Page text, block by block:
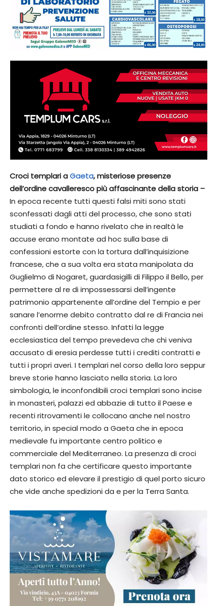
Croci templari aGaeta, misteriose presenze
dell’ordine cavalleresco più affascinante della storia –
In epoca recente tutti questi falsi miti sono stati
sconfessati dagli atti del processo, che sono stati
studiati a fondo e hanno rivelato che in realtà le
accuse erano montate ad hoc sulla base di
confessioni estorte con la tortura dall’inquisizione
francese, che a sua volta era stata manipolata da
Guglielmo di Nogaret, guardasigilli di Filippo il Bello, per
permettere al re di impossessarsi dell’ingente
patrimonio appartenente all’ordine del Tempio e per
sanare l’enorme debito contratto dal re di Francia nei
confronti dell’ordine stesso. Infatti la legge
ecclesiastica del tempo prevedeva che chi veniva
accusato di eresia perdesse tutti i crediti contratti e
tutti i propri averi. I templari nel corso della loro seppur
breve storie hanno lasciato nella storia. La loro
simbologia, le inconfondibili croci templari sono incise
in monasteri, palazzi ed abbazie di tutto il Paese e
recenti ritrovamenti le collocano anche nel nostro
territorio, in special modo a Gaeta che in epoca
medievale fu importante centro politico e
commerciale del Mediterraneo. La presenza di croci
templari non fa che certificare questo importante
dato storico ed elevare il prestigio di quel porto sicuro
che vide anche spedizioni da e per la Terra Santa.